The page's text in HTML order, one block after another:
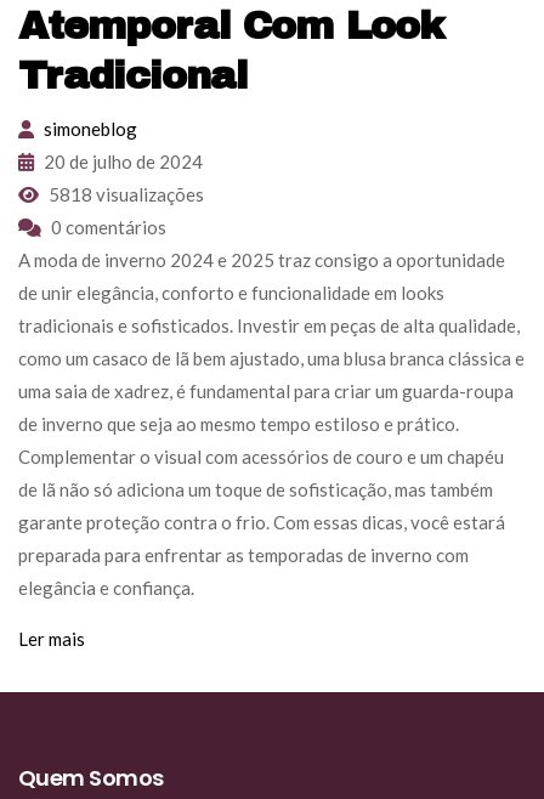
Atemporal Com Look
Tradicional
simoneblog
20 de julho de 2024
5818 visualizações
0 comentários
A moda de inverno 2024 e 2025 traz consigo a oportunidade
de unir elegância, conforto e funcionalidade em looks
tradicionais e sofisticados. Investir em peças de alta qualidade,
como um casaco de lã bem ajustado, uma blusa branca clássica e
uma saia de xadrez, é fundamental para criar um guarda-roupa
de inverno que seja ao mesmo tempo estiloso e prático.
Complementar o visual com acessórios de couro e um chapéu
de lã não só adiciona um toque de sofisticação, mas também
garante proteção contra o frio. Com essas dicas, você estará
preparada para enfrentar as temporadas de inverno com
elegância e confiança.
Ler mais
Quem Somos